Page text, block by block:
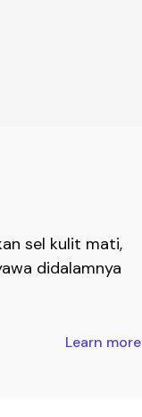
sel kulit mati,
didalamnya
Learn more